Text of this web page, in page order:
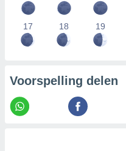
17 18 19
Voorspelling delen